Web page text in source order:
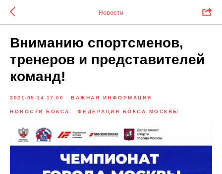
Новости
Вниманию спортсменов,
тренеров и представителей
команд!
2021-05-14 17:00 ВАЖНАЯ ИНФОРМАЦИЯ
НОВОСТИ БОКСА ФЕДЕРАЦИЯ БОКСА МОСКВЫ